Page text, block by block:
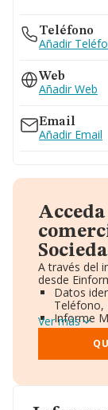
Teléfono
Añadir
Web
Añadir Web
Email
Añadir Email
A través del
desde
Datos
Teléfono,
Informe
Gráficos
Consejo
Ver más